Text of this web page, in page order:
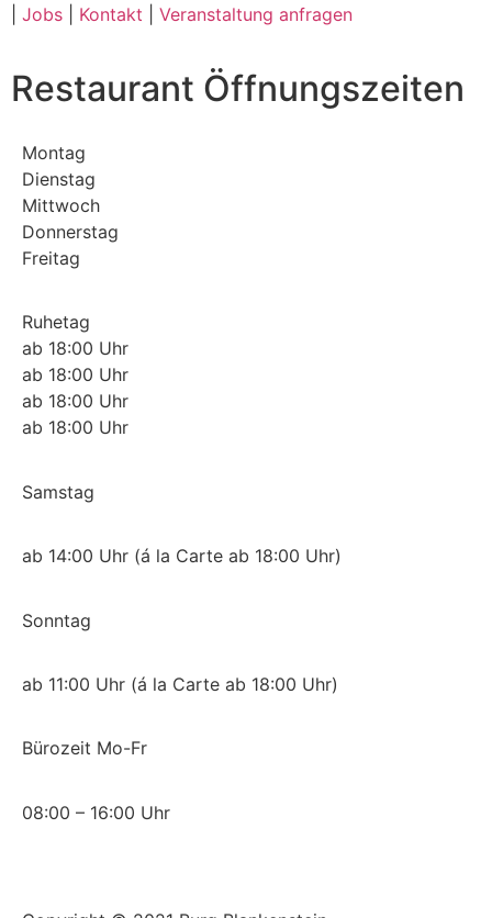
Jobs Kontakt Veranstaltung anfragen
Restaurant Öffnungszeiten
Montag
Dienstag
Mittwoch
Donnerstag
Freitag
Ruhetag
ab 18:00 Uhr
ab 18:00 Uhr
ab 18:00 Uhr
ab 18:00 Uhr
Samstag
ab 14:00 Uhr (á la Carte ab 18:00 Uhr)
Sonntag
ab 11:00 Uhr (á la Carte ab 18:00 Uhr)
Bürozeit Mo-Fr
08:00 – 16:00 Uhr